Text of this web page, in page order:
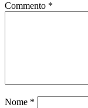
Commento *
Nome *